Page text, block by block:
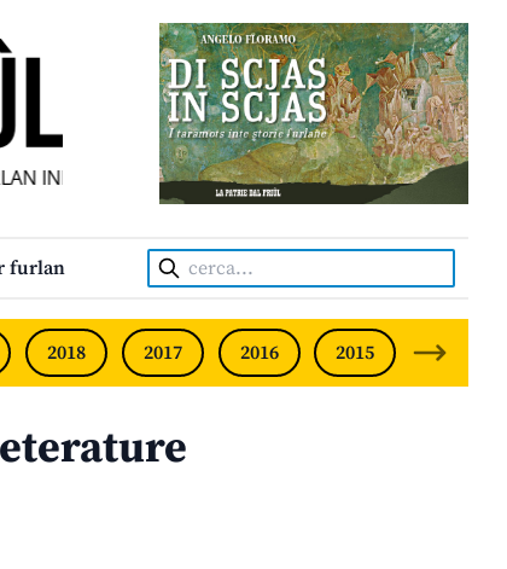
INDIPENDENT • INDEPENDENT FRIULIAN MONTHLY •
furlan Cerca:
2018 2017 2016 2015 2014